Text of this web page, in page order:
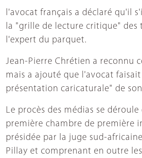
l'avocat français a déclaré qu'il
la "grille de lecture critique" des
l'expert du parquet.
Jean-Pierre Chrétien a reconnu
mais a ajouté que l'avocat
présentation caricaturale" de
Le procès des médias se
première chambre de première
présidée par la juge sud-
Pillay et comprenant en outre